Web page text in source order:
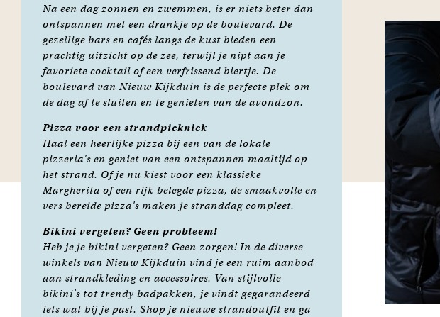
Na een dag zonnen en zwemmen, is er niets beter dan
ontspannen met een drankje op de boulevard. De
gezellige bars en cafés langs de kust bieden een
prachtig uitzicht op de zee, terwijl je nipt aan je
favoriete cocktail of een verfrissend biertje. De
boulevard van Nieuw Kijkduin is de perfecte plek om
de dag af te sluiten en te genieten van de avondzon.
Pizza voor een strandpicknick
Haal een heerlijke pizza bij een van de lokale
pizzeria's en geniet van een ontspannen maaltijd op
het strand. Of je nu kiest voor een klassieke
Margherita of een rijk belegde pizza, de smaakvolle en
vers bereide pizza's maken je stranddag compleet.
Bikini vergeten? Geen probleem!
Heb je je bikini vergeten? Geen zorgen! In de diverse
winkels van Nieuw Kijkduin vind je een ruim aanbod
aan strandkleding en accessoires. Van stijlvolle
bikini's tot trendy badpakken, je vindt gegarandeerd
iets wat bij je past. Shop je nieuwe strandoutfit en ga